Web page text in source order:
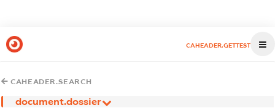
CAHEADER.GETTEST
CAHEADER.SEARCH
document.dossier